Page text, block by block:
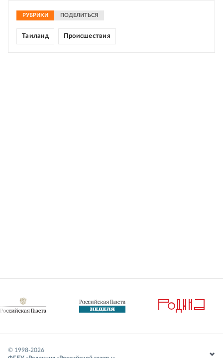
РУБРИКИ ПОДЕЛИТЬСЯ
Таиланд Происшествия
© 1998-2026